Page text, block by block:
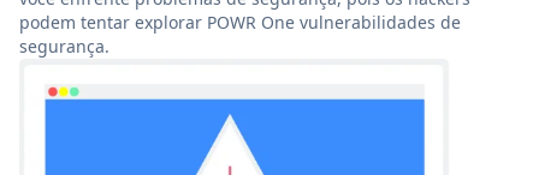
podem tentar explorar POWR One vulnerabilidades de
segurança.